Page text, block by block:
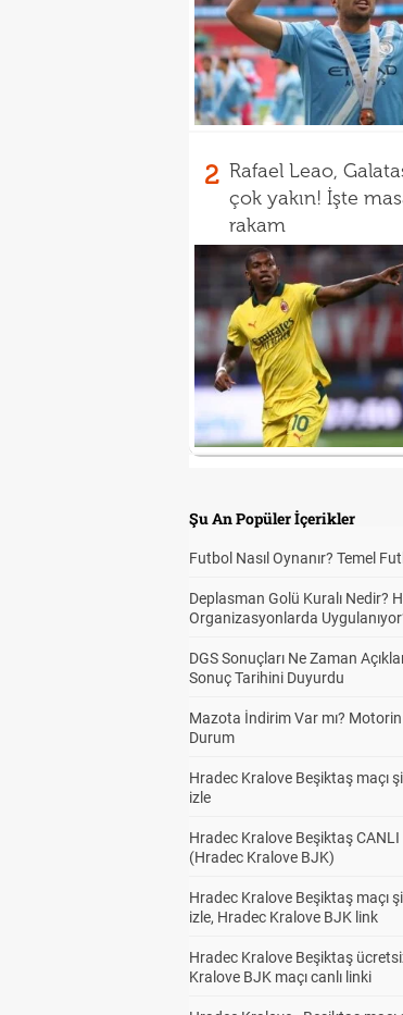
2 Rafael Leao,
çok yakın! İşte
rakam
Şu An Popüler İçerikler
Futbol Nasıl Oynanır? Temel
Deplasman Golü Kuralı Nedir?
Organizasyonlarda
DGS Sonuçları Ne Zaman
Sonuç Tarihini Duyurdu
Mazota İndirim Var mı?
Durum
Hradec Kralove Beşiktaş maçı
izle
Hradec Kralove Beşiktaş CANLI
(Hradec Kralove BJK)
Hradec Kralove Beşiktaş maçı
izle, Hradec Kralove BJK link
Hradec Kralove Beşiktaş
Kralove BJK maçı canlı linki